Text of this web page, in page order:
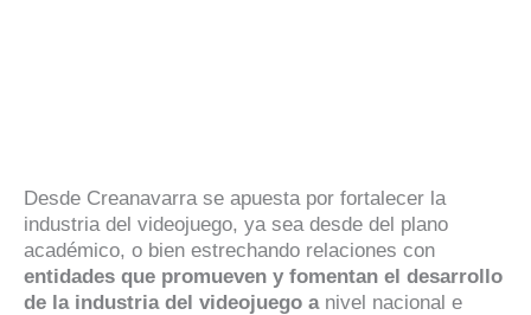
Desde Creanavarra se apuesta por fortalecer la
industria del videojuego, ya sea desde del plano
académico, o bien estrechando relaciones con
entidades que promueven y fomentan el desarrollo
de la industria del videojuego anivel nacional e